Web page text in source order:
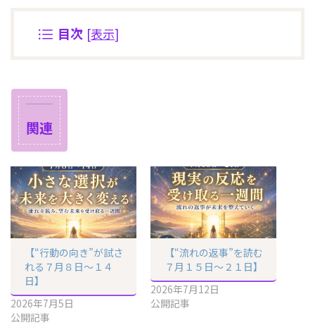
目次 [表示]
関連
【“行動の向き”が試さ
れる７月８日〜１４
日】
2026年7月5日
公開記事
【“流れの返事”を読む
７月１５日〜２１日】
2026年7月12日
公開記事